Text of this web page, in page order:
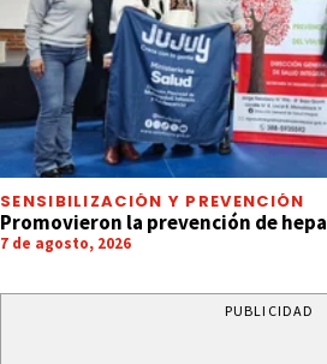
SENSIBILIZACIÓN Y PREVENCIÓN
Promovieron la prevención de
7 de agosto, 2026
PUBLICIDAD